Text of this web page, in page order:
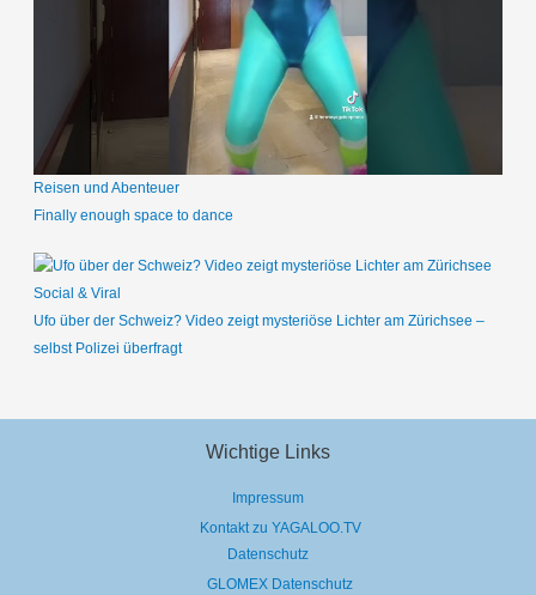
Reisen und Abenteuer
Finally enough space to dance
Social & Viral
Ufo über der Schweiz? Video zeigt mysteriöse Lichter am Zürichsee –
selbst Polizei überfragt
Wichtige Links
Impressum
Kontakt zu YAGALOO.TV
Datenschutz
GLOMEX Datenschutz